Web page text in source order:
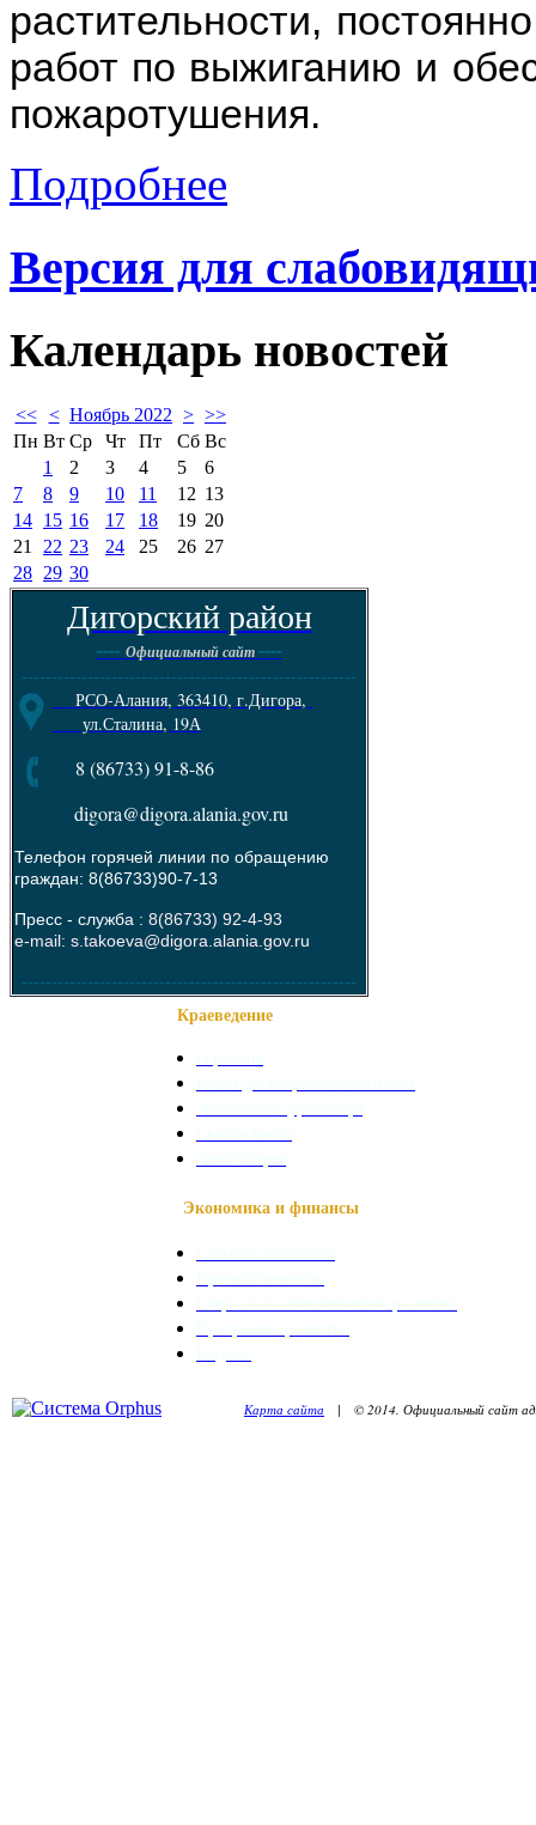
растительности,
работ по выжиганию и
пожаротушения.
Подробнее
Версия для
Календарь новостей
<< < Ноябрь 2022 > >>
Пн Вт Ср Чт Пт Сб Вс
1
2 3 4 5
6
7
8 9 10 11 12 13
14 15 16 17 18 19 20
21
22 23 24 25 26 27
28 29 30
Дигорский район
---- Официальный сайт----
--------------------------------------------------------
РСО-Алания, 363410, г.Дигора,
ул.Сталина, 19А
8 (86733) 91-8-86
digora@digora.alania.gov.ru
Телефон горячей линии по обращению
граждан: 8(86733)90-7-13
Пресс - служба : 8(86733) 92-4-93
e-mail: s.takoeva@digora.alania.gov.ru
--------------------------------------------------------
Краеведение
Экономика и финансы
Карта сайта | © 2014. Официальный сайт